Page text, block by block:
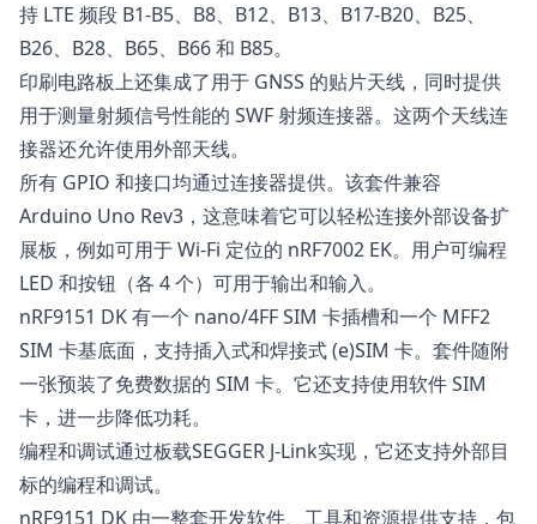
持 LTE 频段 B1-B5、B8、B12、B13、B17-B20、B25、
B26、B28、B65、B66 和 B85。
印刷电路板上还集成了用于 GNSS 的贴片天线，同时提供
用于测量射频信号性能的 SWF 射频连接器。这两个天线连
接器还允许使用外部天线。
所有 GPIO 和接口均通过连接器提供。该套件兼容
Arduino Uno Rev3，这意味着它可以轻松连接外部设备扩
展板，例如可用于 Wi-Fi 定位的 nRF7002 EK。用户可编程
LED 和按钮（各 4 个）可用于输出和输入。
nRF9151 DK 有一个 nano/4FF SIM 卡插槽和一个 MFF2
SIM 卡基底面，支持插入式和焊接式 (e)SIM 卡。套件随附
一张预装了免费数据的 SIM 卡。它还支持使用软件 SIM
卡，进一步降低功耗。
编程和调试通过板载SEGGER J-Link实现，它还支持外部目
标的编程和调试。
nRF9151 DK 由一整套开发软件、工具和资源提供支持，包